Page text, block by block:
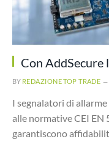
Con AddSecure
BY REDAZIONE TOP TRADE
I segnalatori di
alle normative CEI EN
garantiscono